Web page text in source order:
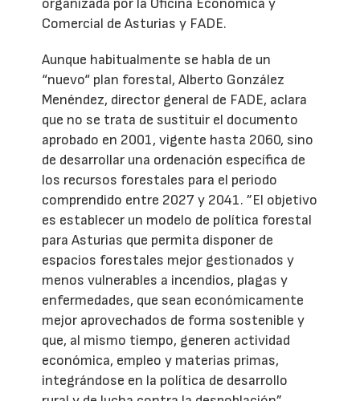
organizada por la Oficina Económica y
Comercial de Asturias y FADE.
Aunque habitualmente se habla de un
“nuevo“ plan forestal, Alberto González
Menéndez, director general de FADE, aclara
que no se trata de sustituir el documento
aprobado en 2001, vigente hasta 2060, sino
de desarrollar una ordenación específica de
los recursos forestales para el periodo
comprendido entre 2027 y 2041. ”El objetivo
es establecer un modelo de política forestal
para Asturias que permita disponer de
espacios forestales mejor gestionados y
menos vulnerables a incendios, plagas y
enfermedades, que sean económicamente
mejor aprovechados de forma sostenible y
que, al mismo tiempo, generen actividad
económica, empleo y materias primas,
integrándose en la política de desarrollo